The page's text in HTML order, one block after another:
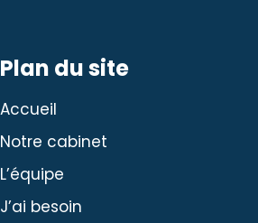
Plan du site
Accueil
Notre cabinet
L’équipe
J’ai besoin